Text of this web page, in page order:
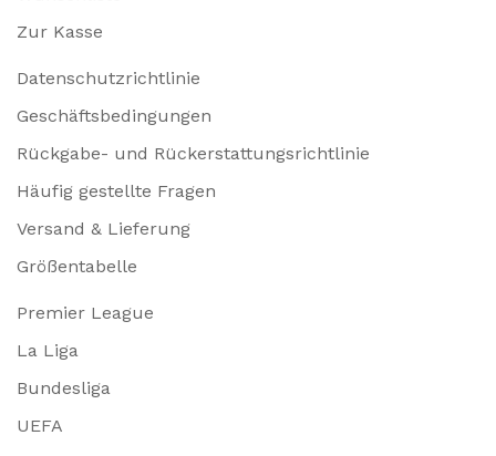
Zur Kasse
Datenschutzrichtlinie
Geschäftsbedingungen
Rückgabe- und Rückerstattungsrichtlinie
Häufig gestellte Fragen
Versand & Lieferung
Größentabelle
Premier League
La Liga
Bundesliga
UEFA